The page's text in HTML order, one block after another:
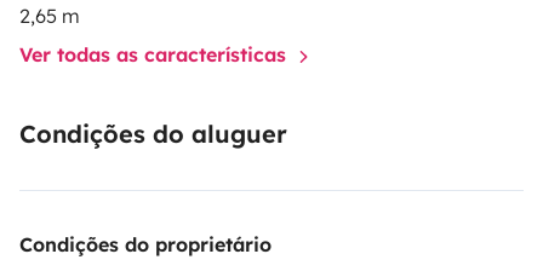
2,65 m
Ver todas as características
Condições do aluguer
Condições do proprietário